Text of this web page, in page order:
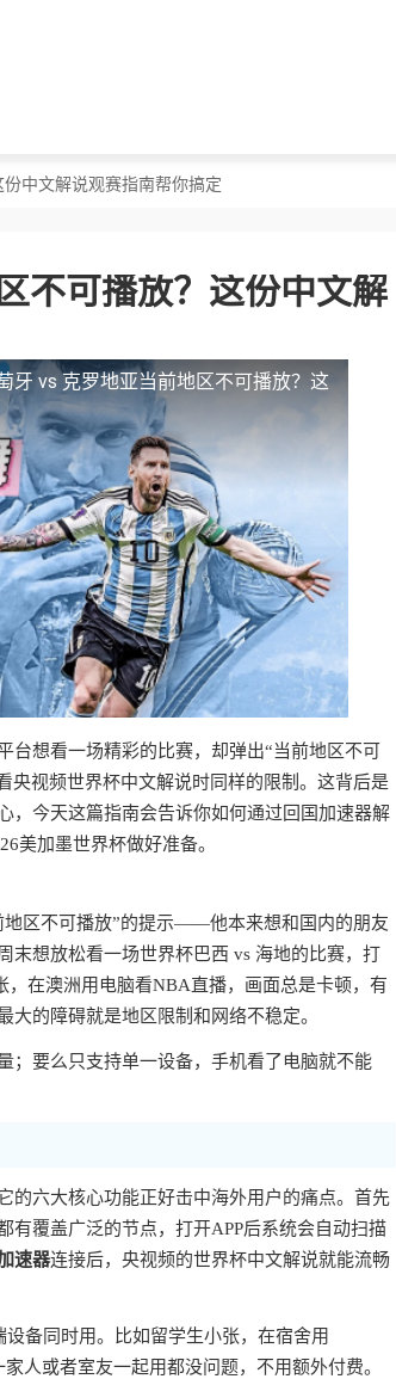
中文解说观赛指南帮你搞定
不可播放？这份中文解
牙 vs 克罗地亚当前地区不可播放？这
台想看一场精彩的比赛，却弹出“当前地区不可
视频世界杯中文解说时同样的限制。这背后是
，今天这篇指南会告诉你如何通过回国加速器解
美加墨世界杯做好准备。
地区不可播放”的提示——他本来想和国内的朋友
末想放松看一场世界杯巴西 vs 海地的比赛，打
，在澳洲用电脑看NBA直播，画面总是卡顿，有
的障碍就是地区限制和网络不稳定。
；要么只支持单一设备，手机看了电脑就不能
的六大核心功能正好击中海外用户的痛点。首先
有覆盖广泛的节点，打开APP后系统会自动扫描
速器连接后，央视频的世界杯中文解说就能流畅
备同时用。比如留学生小张，在宿舍用
人或者室友一起用都没问题，不用额外付费。